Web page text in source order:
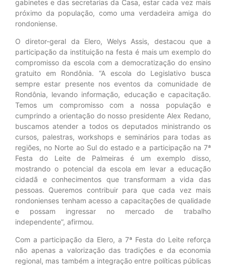
gabinetes e das secretarias da Casa, estar cada vez mais
próximo da população, como uma verdadeira amiga do
rondoniense.
O diretor-geral da Elero, Welys Assis, destacou que a
participação da instituição na festa é mais um exemplo do
compromisso da escola com a democratização do ensino
gratuito em Rondônia. “A escola do Legislativo busca
sempre estar presente nos eventos da comunidade de
Rondônia, levando informação, educação e capacitação.
Temos um compromisso com a nossa população e
cumprindo a orientação do nosso presidente Alex Redano,
buscamos atender a todos os deputados ministrando os
cursos, palestras, workshops e seminários para todas as
regiões, no Norte ao Sul do estado e a participação na 7ª
Festa do Leite de Palmeiras é um exemplo disso,
mostrando o potencial da escola em levar a educação
cidadã e conhecimentos que transformam a vida das
pessoas. Queremos contribuir para que cada vez mais
rondonienses tenham acesso a capacitações de qualidade
e possam ingressar no mercado de trabalho
independente”, afirmou.
Com a participação da Elero, a 7ª Festa do Leite reforça
não apenas a valorização das tradições e da economia
regional, mas também a integração entre políticas públicas